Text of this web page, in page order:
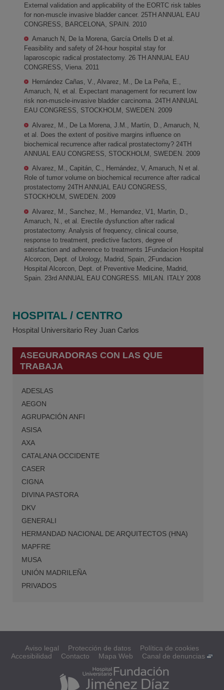
External validation and applicability of the EORTC risk tables
for non-muscle invasive bladder cancer. 25TH ANNUAL EAU
CONGRESS, BARCELONA, SPAIN. 2010
Amaruch N, De la Morena, García Ortells D et al.
Feasibility and safety of 24-hour hospital stay for
laparoscopic radical prostatectomy. 26 TH ANNUAL EAU
CONGRESS, Viena. 2011
Hernández Cañas, V., Alvarez, M., De La Peña, E.,
Amaruch, N, et al. Expectant management for recurrent low
risk non-muscle-invasive bladder carcinoma. 24TH ANNUAL
EAU CONGRESS, STOCKHOLM, SWEDEN. 2009
Alvarez, M., De La Morena, J.M., Martín, D., Amaruch, N,
et al. Does the extent of positive margins influence on
biochemical recurrence after radical prostatectomy? 24TH
ANNUAL EAU CONGRESS, STOCKHOLM, SWEDEN. 2009
Alvarez, M., Capitán, C., Hernández, V, Amaruch, N et al.
Role of tumor volume on biochemical recurrence after radical
prostatectomy 24TH ANNUAL EAU CONGRESS,
STOCKHOLM, SWEDEN. 2009
Alvarez, M., Sanchez, M., Hernandez, V1, Martin, D.,
Amaruch, N., et al. Erectile dysfunction after radical
prostatectomy. Analysis of frequency, clinical course,
response to treatment, predictive factors, degree of
satisfaction and adherence to treatments 1Fundacion Hospital
Alcorcon, Dept. of Urology, Madrid, Spain, 2Fundacion
Hospital Alcorcon, Dept. of Preventive Medicine, Madrid,
Spain. 23rd ANNUAL EAU CONGRESS. MILAN. ITALY 2008
HOSPITAL / CENTRO
Hospital Universitario Rey Juan Carlos
ASEGURADORAS CON LAS QUE
TRABAJA
ADESLAS
AEGON
AGRUPACIÓN ANFI
ASISA
AXA
CATALANA OCCIDENTE
CASER
CIGNA
DIVINA PASTORA
DKV
GENERALI
HERMANDAD NACIONAL DE ARQUITECTOS (HNA)
MAPFRE
MUSA
UNIÓN MADRILEÑA
PRIVADOS
Aviso legal Protección de datos
Política de cookies
Accesibilidad
Contacto Mapa Web Canal de denuncias